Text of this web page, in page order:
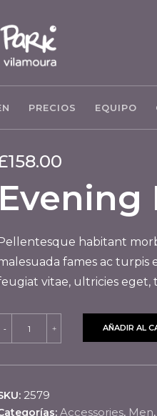
PRECIOS EQUIPO
158.00
Evening
habitant
fames ac
vitae, ultricies eget,
- + AÑADIR AL
2579
Accessories, Men,